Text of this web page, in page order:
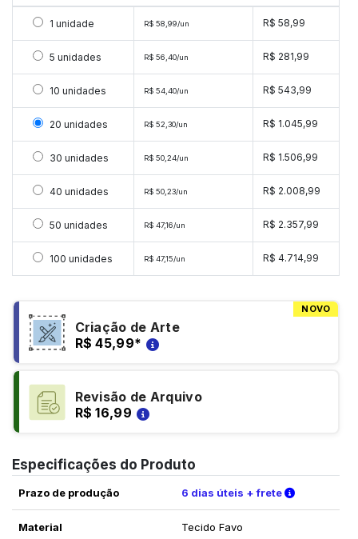
Selecionar 1 unidade
1 unidade R$ 58,99/un R$ 58,99
Selecionar 5 unidades
5 unidades R$ 56,40/un R$ 281,99
Selecionar 10 unidades
10 unidades R$ 54,40/un R$ 543,99
Selecionar 20 unidades
20 unidades R$ 52,30/un R$ 1.045,99
Selecionar 30 unidades
30 unidades R$ 50,24/un R$ 1.506,99
Selecionar 40 unidades
40 unidades R$ 50,23/un R$ 2.008,99
Selecionar 50 unidades
50 unidades R$ 47,16/un R$ 2.357,99
Selecionar 100 unidades
100 unidades R$ 47,15/un R$ 4.714,99
NOVO
Criação de Arte
R$ 45,99*
Revisão de Arquivo
R$ 16,99
Especificações do Produto
Prazo de produção 6 dias úteis + frete Verifique
Material Tecido Favo